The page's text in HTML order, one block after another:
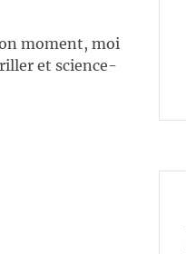
moment, moi
et science-